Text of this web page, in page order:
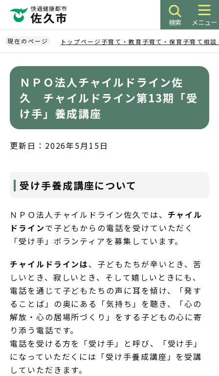
ペ
ー
ジ
検索 メニュー
現在のページ トップページ 子育て・教育子育て・保育子育て相談
ＮＰＯ法人チャイルドライン佐
久 チャイルドライン第13期「受
け手」養成講座
更新日：2026年5月15日
受け手養成講座について
ＮＰＯ法人チャイルドライン佐久では、 チャイル
ドラインで子どもからの電話を受けていただく
「受け手」ボランティアを募集しています。
チャイルドラインは、子どもたちが辛いとき、苦
しいとき、寂しいとき、そして嬉しいときにも、
電話を通じて子どもたちの声に耳を傾け、「発す
ることば」の奥にある「気持ち」を聴き、「心の
解放・心の居場所づくり」をする子どもの心に寄
り添う電話です。
電話を受ける方を「受け手」と呼び、「受け手」
になっていただくには「受け手養成講座」を受講
していただきます。